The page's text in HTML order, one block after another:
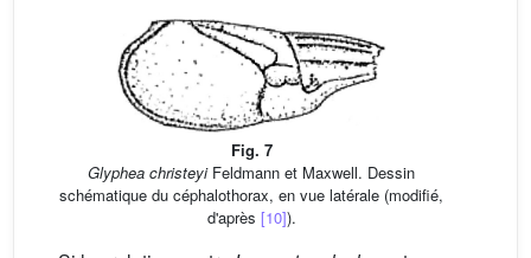
Fig. 7
Glyphea christeyiFeldmann et Maxwell. Dessin
schématique du céphalothorax, en vue latérale (modifié,
d'après [10]).